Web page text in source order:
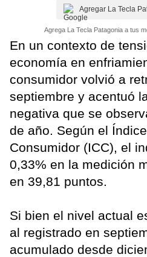
Agregar La Tecla
Agrega La Tecla Patagonia a tus
En un contexto de
economía en
consumidor volvió a
septiembre y acentuó
negativa que se
de año. Según el
Consumidor (ICC), el
0,33% en la medición
en 39,81 puntos.
Si bien el nivel actual
al registrado en
acumulado desde